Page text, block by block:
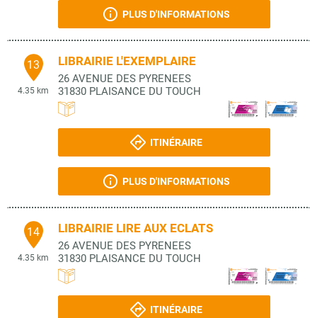
PLUS D'INFORMATIONS
13
4.35 km
LIBRAIRIE L'EXEMPLAIRE
26 AVENUE DES PYRENEES
31830 PLAISANCE DU TOUCH
ITINÉRAIRE
PLUS D'INFORMATIONS
14
4.35 km
LIBRAIRIE LIRE AUX ECLATS
26 AVENUE DES PYRENEES
31830 PLAISANCE DU TOUCH
ITINÉRAIRE